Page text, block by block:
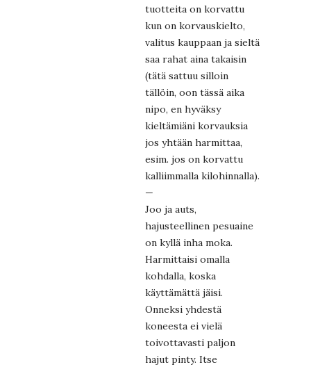
tuotteita on korvattu
kun on korvauskielto,
valitus kauppaan ja sieltä
saa rahat aina takaisin
(tätä sattuu silloin
tällöin, oon tässä aika
nipo, en hyväksy
kieltämiäni korvauksia
jos yhtään harmittaa,
esim. jos on korvattu
kalliimmalla kilohinnalla).
—
Joo ja auts,
hajusteellinen pesuaine
on kyllä inha moka.
Harmittaisi omalla
kohdalla, koska
käyttämättä jäisi.
Onneksi yhdestä
koneesta ei vielä
toivottavasti paljon
hajut pinty. Itse